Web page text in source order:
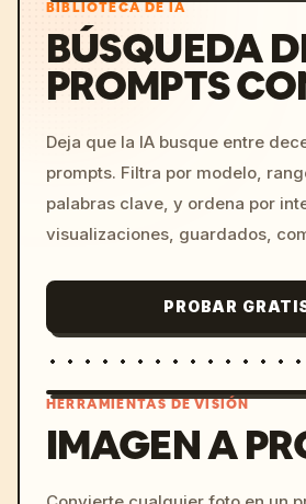
BIBLIOTECA DE IA
BÚSQUEDA
PROMPTS
Deja que la IA busque entre
prompts. Filtra por modelo,
palabras clave, y ordena por
visualizaciones, guardados,
PROBAR
HERRAMIENTAS DE VISIÓN
IMAGEN A